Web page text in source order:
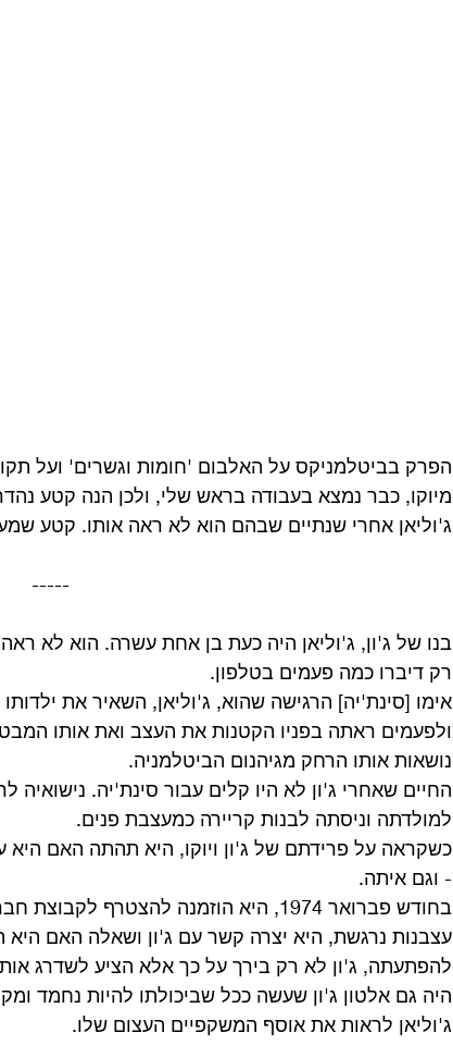
הפרק בביטלמניקס על האלבום 'חומות וגשרים' ועל
מיוקו, כבר נמצא בעבודה בראש שלי, ולכן הנה קטע
ג'וליאן אחרי שנתיים שבהם הוא לא ראה אותו. קטע
-----
בנו של ג'ון, ג'וליאן היה כעת בן אחת עשרה. הוא לא
רק דיברו כמה פעמים בטלפון.
אימו [סינת'יה] הרגישה שהוא, ג'וליאן, השאיר את
ולפעמים ראתה בפניו הקטנות את העצב ואת אותו
נושאות אותו הרחק מגיהנום הביטלמניה.
החיים שאחרי ג'ון לא היו קלים עבור סינת'יה. נישואיה
למולדתה וניסתה לבנות קריירה כמעצבת פנים.
כשקראה על פרידתם של ג'ון ויוקו, היא תהתה האם היא
- וגם איתה.
בחודש פברואר 1974, היא הוזמנה להצטרף
עצבנות נרגשת, היא יצרה קשר עם ג'ון ושאלה האם היא
להפתעתה, ג'ון לא רק בירך על כך אלא הציע לשדרג
היה גם אלטון ג'ון שעשה ככל שביכולתו להיות נחמד
ג'וליאן לראות את אוסף המשקפיים העצום שלו.